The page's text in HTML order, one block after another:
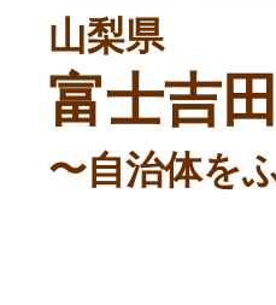
山梨県
富士吉
〜自治体を